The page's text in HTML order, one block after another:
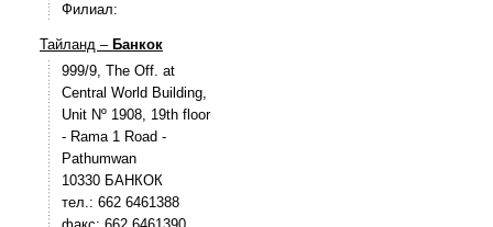
Филиал:
Тайланд – Банкок
999/9, The Off. at
Central World Building,
Unit Nº 1908, 19th floor
- Rama 1 Road -
Pathumwan
10330 БАНКОК
тел.: 662 6461388